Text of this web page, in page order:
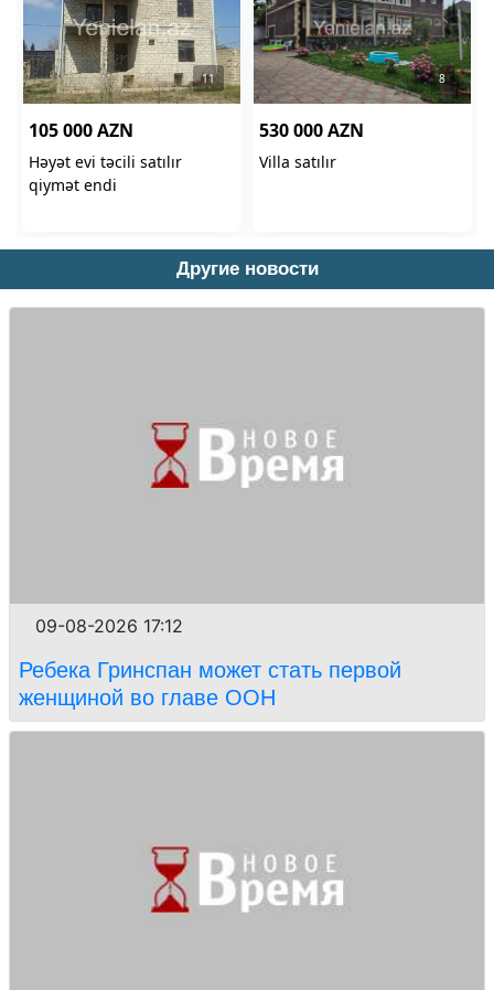
Другие новости
09-08-2026 17:12
Ребека Гринспан может стать первой
женщиной во главе ООН